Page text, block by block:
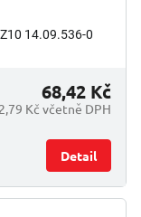
14.09.536-0
Kč včetně DPH
68,42 Kč
Detail